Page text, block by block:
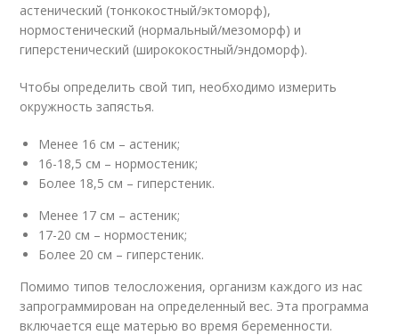
астенический (тонкокостный/эктоморф),
нормостенический (нормальный/мезоморф) и
гиперстенический (ширококостный/эндоморф).
Чтобы определить свой тип, необходимо измерить
окружность запястья.
Менее 16 см – астеник;
16-18,5 см – нормостеник;
Более 18,5 см – гиперстеник.
Менее 17 см – астеник;
17-20 см – нормостеник;
Более 20 см – гиперстеник.
Помимо типов телосложения, организм каждого из нас
запрограммирован на определенный вес. Эта программа
включается еще матерью во время беременности.